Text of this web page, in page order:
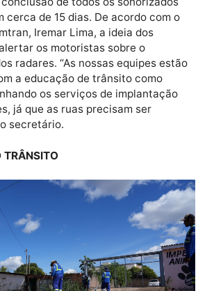
e branco, esses sonorizadores,
série de adequações com a
prefeito Léo Moraes, para que os
condições de se atentar às
os radares, que estão com
a operar a partir do próximo
cerca de 15 dias. De acordo com o
Iremar Lima, a ideia dos
alertar os motoristas sobre o
radares. “As nossas equipes
com a educação de trânsito como
os serviços de implantação
já que as ruas precisam ser
o secretário.